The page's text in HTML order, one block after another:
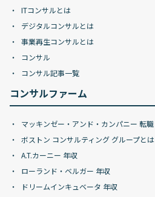
ITコンサルとは
デジタルコンサルとは
事業再生コンサルとは
コンサル
コンサル記事一覧
コンサルファーム
マッキンゼー・アンド・カンパニー 転職
ボストン コンサルティング グループとは
A.T.カーニー 年収
ローランド・ベルガー 年収
ドリームインキュベータ 年収